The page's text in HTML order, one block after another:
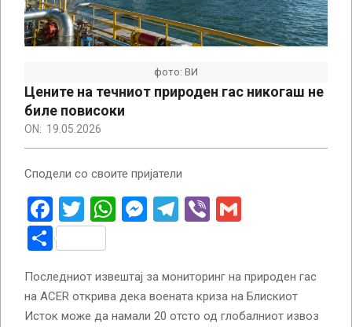
фото: ВИ
Цените на течниот природен гас никогаш не
биле повисоки
ON: 19.05.2026
Сподели со своите пријатели
Facebook
Twitter
WhatsApp
Messenger
Telegram
Viber
Share
Последниот извештај за мониторинг на природен гас
на ACER открива дека воената криза на Блискиот
Исток може да намали 20 отсто од глобалниот извоз